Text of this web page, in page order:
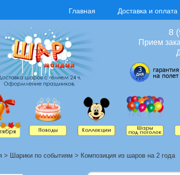
Главная Доставка и оплата
8
Прием
> Шарики по событиям > Композиция из шаров на 2 года